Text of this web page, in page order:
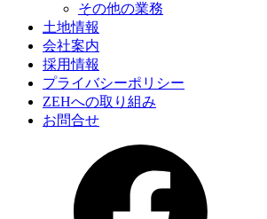
その他の業務
土地情報
会社案内
採用情報
プライバシーポリシー
ZEHへの取り組み
お問合せ